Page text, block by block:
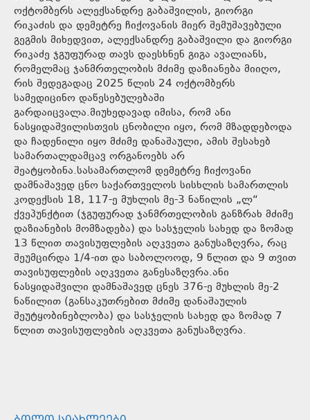
ოქტომბერს ალექსანდრე გაბაშვილის, გიორგი
რიკაძის და დემეტრე ჩიქოვანის მიერ შემუშავებული
გეგმის მიხედვით, ალექსანდრე გაბაშვილი და გიორგი
რიკაძე ჯგუფურად თავს დაესხნენ გიგა ავალიანს,
რომელმაც ჯანმრთელობის მძიმე დაზიანება მიიღო,
რის შედეგადაც 2025 წლის 24 ოქტომბერს
სამედიცინო დაწესებულებაში
გარდაიცვალა.მიუხედავად იმისა, რომ ანი
ნასყიდაშვილისთვის ცნობილი იყო, რომ მზადდებოდა
და ჩადენილი იყო მძიმე დანაშაული, ამის შესახებ
სამართალდამცავ ორგანოებს არ
შეატყობინა.სასამართლომ დემეტრე ჩიქოვანი
დამნაშავედ ცნო საქართველოს სისხლის სამართლის
კოდექსის 18, 117-ე მუხლის მე-3 ნაწილის „ლ“
ქვეპუნქტით (ჯგუფურად ჯანმრთელობის განზრახ მძიმე
დაზიანების მომზადება) და სასჯელის სახედ და ზომად
13 წლით თავისუფლების აღკვეთა განუსაზღვრა, რაც
შეუმცირდა 1/4-ით და საბოლოოდ, 9 წლით და 9 თვით
თავისუფლების აღკვეთა განესაზღვრა.ანი
ნასყიდაშვილი დამნაშავედ ცნეს 376-ე მუხლის მე-2
ნაწილით (განსაკუთრებით მძიმე დანაშაულის
შეუტყობინებლობა) და სასჯელის სახედ და ზომად 7
წლით თავისუფლების აღკვეთა განუსაზღვრა.